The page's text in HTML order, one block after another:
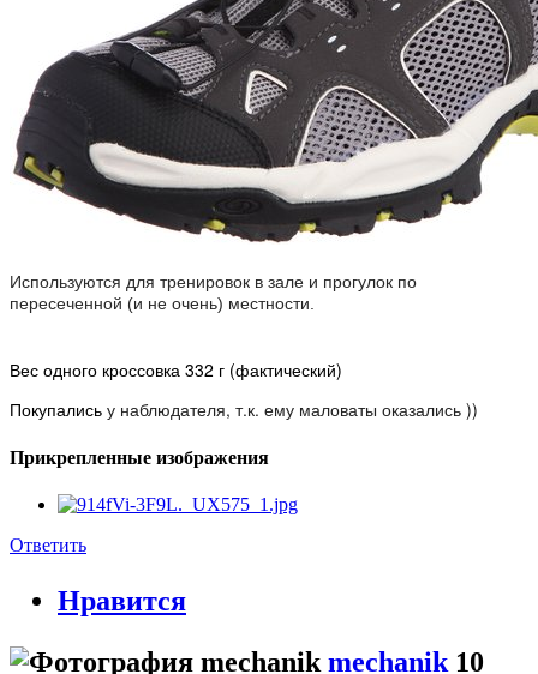
Используются для тренировок в зале и прогулок по
пересеченной (и не очень) местности.
Вес одного кроссовка 332 г (фактический)
Покупались у наблюдателя, т.к. ему маловаты оказались ))
Прикрепленные изображения
Ответить
Нравится
mechanik 10